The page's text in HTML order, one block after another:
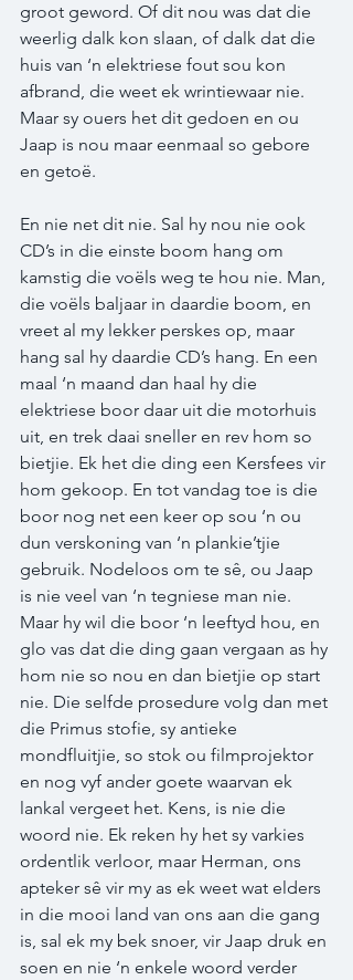
groot geword. Of dit nou was dat die
weerlig dalk kon slaan, of dalk dat die
huis van ‘n elektriese fout sou kon
afbrand, die weet ek wrintiewaar nie.
Maar sy ouers het dit gedoen en ou
Jaap is nou maar eenmaal so gebore
en getoë.
En nie net dit nie. Sal hy nou nie ook
CD’s in die einste boom hang om
kamstig die voëls weg te hou nie. Man,
die voëls baljaar in daardie boom, en
vreet al my lekker perskes op, maar
hang sal hy daardie CD’s hang. En een
maal ‘n maand dan haal hy die
elektriese boor daar uit die motorhuis
uit, en trek daai sneller en rev hom so
bietjie. Ek het die ding een Kersfees vir
hom gekoop. En tot vandag toe is die
boor nog net een keer op sou ‘n ou
dun verskoning van ‘n plankie’tjie
gebruik. Nodeloos om te sê, ou Jaap
is nie veel van ‘n tegniese man nie.
Maar hy wil die boor ‘n leeftyd hou, en
glo vas dat die ding gaan vergaan as hy
hom nie so nou en dan bietjie op start
nie. Die selfde prosedure volg dan met
die Primus stofie, sy antieke
mondfluitjie, so stok ou filmprojektor
en nog vyf ander goete waarvan ek
lankal vergeet het. Kens, is nie die
woord nie. Ek reken hy het sy varkies
ordentlik verloor, maar Herman, ons
apteker sê vir my as ek weet wat elders
in die mooi land van ons aan die gang
is, sal ek my bek snoer, vir Jaap druk en
soen en nie ‘n enkele woord verder